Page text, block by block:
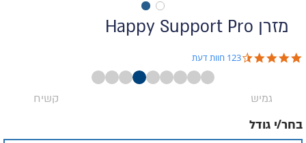
מזרן Happy Support Pro
4.7 star rating
123 חוות דעת
גמיש קשיח
בחר/י גודל